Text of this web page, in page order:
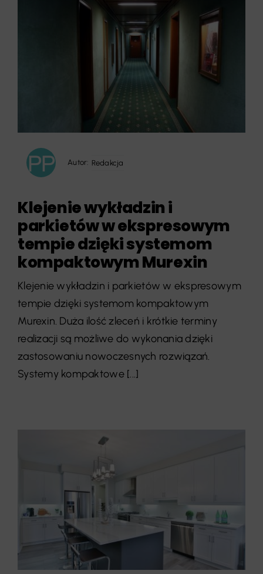
Autor: Redakcja
Klejenie wykładzin i
parkietów w ekspresowym
tempie dzięki systemom
kompaktowym Murexin
Klejenie wykładzin i parkietów w ekspresowym
tempie dzięki systemom kompaktowym
Murexin. Duża ilość zleceń i krótkie terminy
realizacji są możliwe do wykonania dzięki
zastosowaniu nowoczesnych rozwiązań.
Systemy kompaktowe [...]